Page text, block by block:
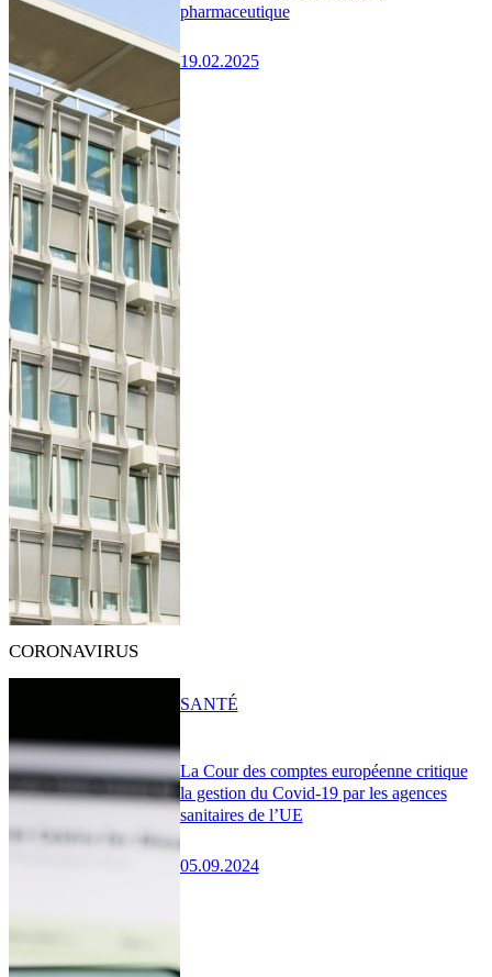
pharmaceutique
19.02.2025
CORONAVIRUS
La Cour des comptes européenne critique
la gestion du Covid-19 par les agences
sanitaires de l’UE
05.09.2024
SANTÉ